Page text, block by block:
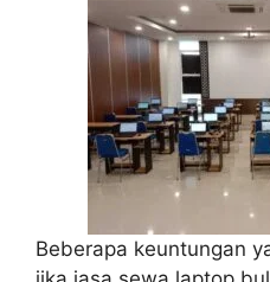
Beberapa keuntungan